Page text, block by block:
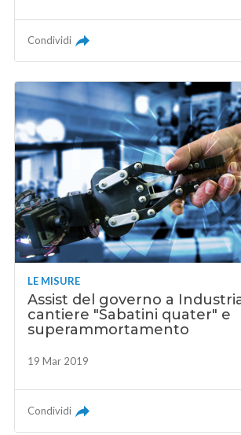
Condividi
LE MISURE
Assist del governo a
cantiere "Sabatini quater" e
superammortamento
19 Mar 2019
Condividi